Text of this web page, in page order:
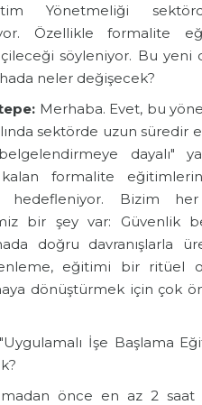
Yönetmeliği
Özellikle formalite
söyleniyor. Bu yeni
neler değişecek?
Merhaba. Evet, bu
sektörde uzun süredir
dayalı"
formalite
hedefleniyor. Bizim
bir şey var: Güvenlik
doğru davranışlarla
eğitimi bir ritüel
dönüştürmek için çok
İşe Başlama
önce en az 2 saat